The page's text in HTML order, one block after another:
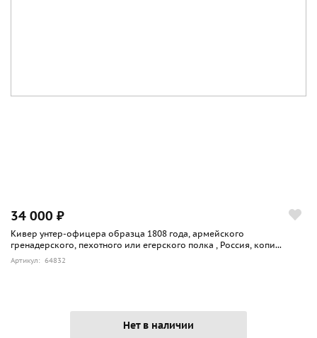
34 000 ₽
Кивер унтер-офицера образца 1808 года, армейского
гренадерского, пехотного или егерского полка , Россия, копи...
Артикул: 64832
Нет в наличии